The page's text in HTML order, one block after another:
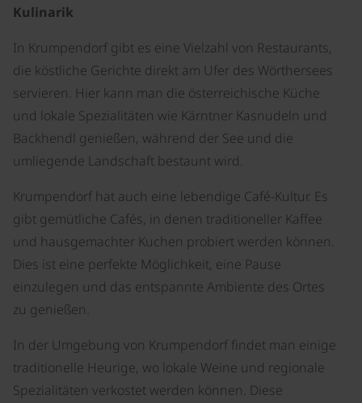
Kulinarik
In Krumpendorf gibt es eine Vielzahl von Restaurants,
die köstliche Gerichte direkt am Ufer des Wörthersees
servieren. Hier kann man die österreichische Küche
und lokale Spezialitäten wie Kärntner Kasnudeln und
Backhendl genießen, während der See und die
umliegende Landschaft bestaunt wird.
Krumpendorf hat auch eine lebendige Café-Kultur. Es
gibt gemütliche Cafés, in denen traditioneller Kaffee
und hausgemachter Kuchen probiert werden können.
Dies ist eine perfekte Möglichkeit, eine Pause
einzulegen und das entspannte Ambiente des Ortes
zu genießen.
In der Umgebung von Krumpendorf findet man einige
traditionelle Heurige, wo lokale Weine und regionale
Spezialitäten verkostet werden können. Diese